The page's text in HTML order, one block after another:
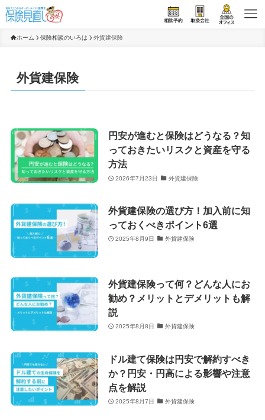
ホーム 保険相談のいろは 外貨建保険
外貨建保険
円安が進むと保険はどうなる？知
っておきたいリスクと資産を守る
方法
2026年7月23日 外貨建保険
外貨建保険の選び方！加入前に知
っておくべきポイント6選
2025年8月9日 外貨建保険
外貨建保険って何？どんな人にお
勧め？メリットとデメリットも解
説
2025年8月8日 外貨建保険
ドル建て保険は円安で解約すべき
か？円安・円高による影響や注意
点を解説
2025年8月7日 外貨建保険